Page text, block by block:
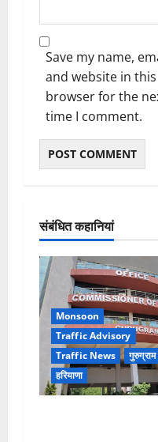
Save my name,
and website in this
browser for the
time I comment.
संबंधित कहानियां
Monsoon
Traffic Advisory
Traffic News
गुरुग्राम
हरियाणा